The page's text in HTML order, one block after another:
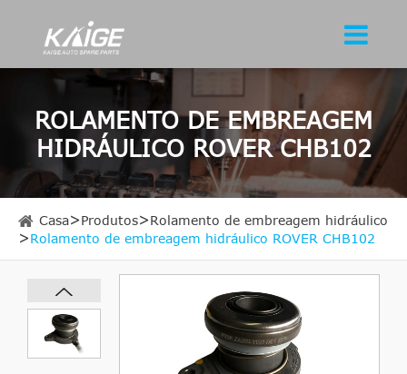
ROLAMENTO DE EMBREAGEM
HIDRÁULICO ROVER CHB102
Casa Produtos
Rolamento de embreagem hidráulico
Rolamento de embreagem hidráulico ROVER CHB102